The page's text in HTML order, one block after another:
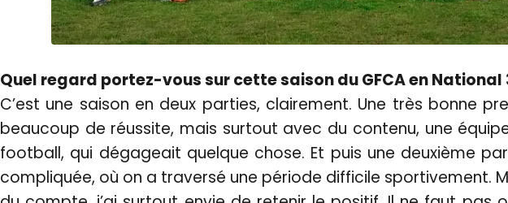
Quel regard portez-vous sur cette saison du GFCA en National
C’est une saison en deux parties, clairement. Une très bonne
beaucoup de réussite, mais surtout avec du contenu, une
football, qui dégageait quelque chose. Et puis une deuxième
compliquée, où on a traversé une période difficile sportivement.